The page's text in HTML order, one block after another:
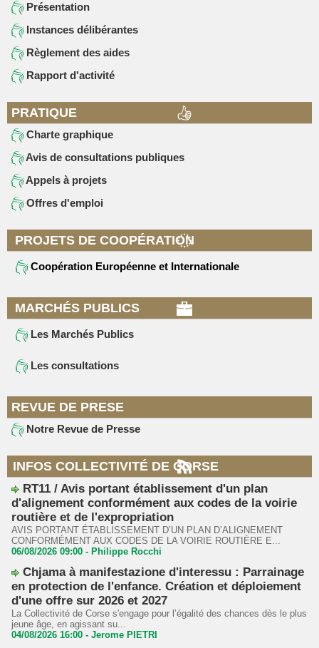
Présentation
Instances délibérantes
Règlement des aides
Rapport d'activité
PRATIQUE
Charte graphique
Avis de consultations publiques
Appels à projets
Offres d'emploi
PROJETS DE COOPÉRATION
Coopération Européenne et Internationale
MARCHÉS PUBLICS
Les Marchés Publics
Les consultations
REVUE DE PRESE
Notre Revue de Presse
INFOS COLLECTIVITÉ DE CORSE
RT11 / Avis portant établissement d'un plan
d'alignement conformément aux codes de la voirie
routière et de l'expropriation
AVIS PORTANT ÉTABLISSEMENT D’UN PLAN D’ALIGNEMENT
CONFORMÉMENT AUX CODES DE LA VOIRIE ROUTIÈRE E...
06/08/2026 09:00 - Philippe Rocchi
Chjama à manifestazione d'interessu : Parrainage
en protection de l'enfance. Création et déploiement
d'une offre sur 2026 et 2027
La Collectivité de Corse s'engage pour l’égalité des chances dès le plus
jeune âge, en agissant su...
04/08/2026 16:00 - Jerome PIETRI